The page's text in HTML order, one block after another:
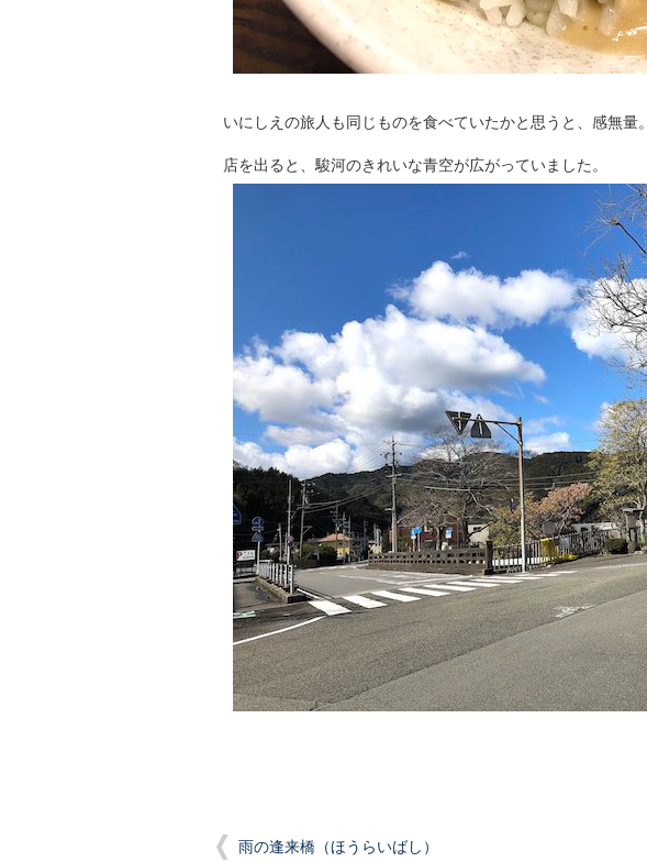
いにしえの旅人も同じものを食べていたかと思うと、感無量。
店を出ると、駿河のきれいな青空が広がっていました。
雨の逢来橋（ほうらいばし）